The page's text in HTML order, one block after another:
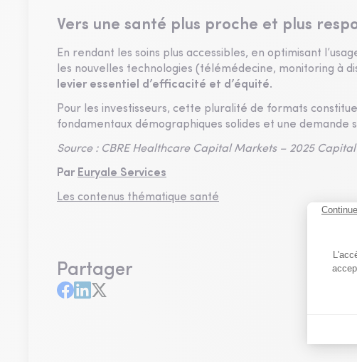
Vers une santé plus proche et plus
En rendant les soins plus accessibles, en optimisant
les nouvelles technologies (télémédecine, monitoring à
levier essentiel d’efficacité et d’équité.
Pour les investisseurs, cette pluralité de formats
fondamentaux démographiques solides et une demande
Source : CBRE Healthcare Capital Markets – 2025
Par Euryale Services
Les contenus thématique santé
Partager